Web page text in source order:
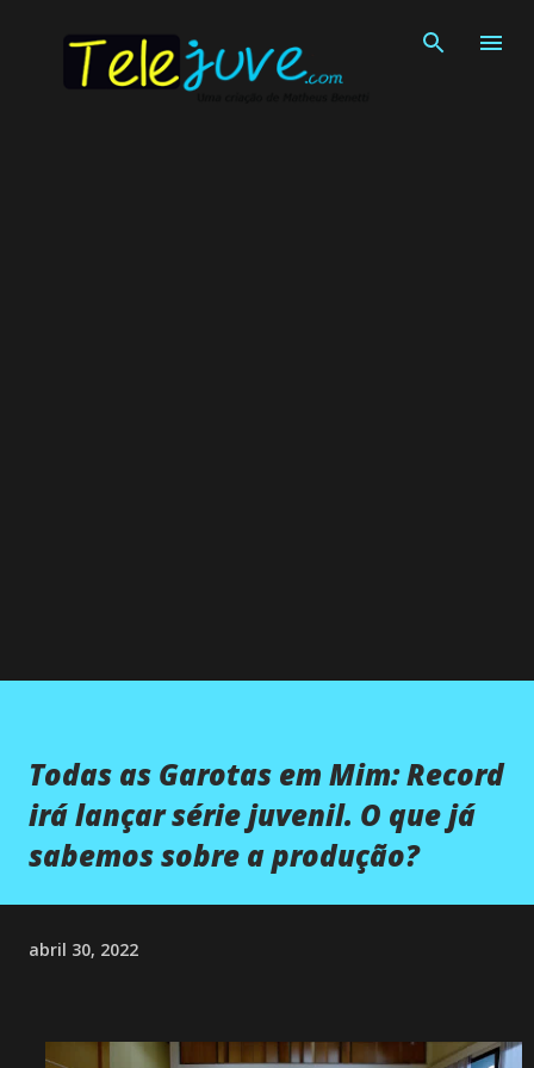
Todas as Garotas em Mim: Record
irá lançar série juvenil. O que já
sabemos sobre a produção?
abril 30, 2022